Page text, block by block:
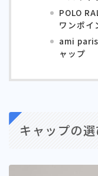
POLO
ワンポイ
ami
ャップ
キャップの